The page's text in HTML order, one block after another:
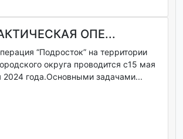
ОПЕ...
“Подросток” на территории
округа проводится с15 мая
2024 года.Основными задачами...